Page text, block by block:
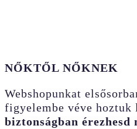
NŐKTŐL NŐKNEK
Webshopunkat
figyelembe véve
biztonságban érezhesd